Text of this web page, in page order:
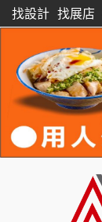
找設計 找展店